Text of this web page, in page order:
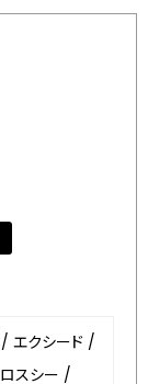
/ エクシード /
スシー /